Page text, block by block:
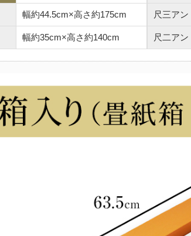
幅約44.5cm×高さ約175cm
幅約35cm×高さ約140cm
尺三アン
尺二アン